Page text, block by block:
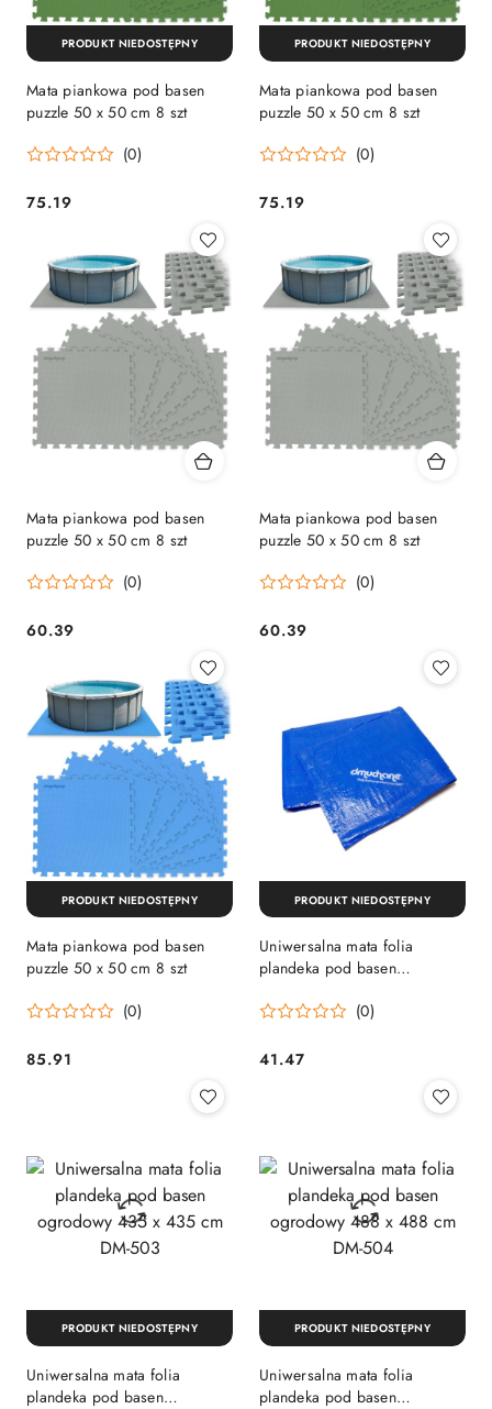
Mata piankowa pod basen
puzzle 50 x 50 cm 8 szt
(0)
Cena:
75.19
PRODUKT NIEDOSTĘPNY
Mata piankowa pod basen
puzzle 50 x 50 cm 8 szt
(0)
Cena:
75.19
PRODUKT NIEDOSTĘPNY
Mata piankowa pod basen
puzzle 50 x 50 cm 8 szt
(0)
Cena:
60.39
Mata piankowa pod basen
puzzle 50 x 50 cm 8 szt
(0)
Cena:
60.39
Mata piankowa pod basen
puzzle 50 x 50 cm 8 szt
(0)
Cena:
85.91
PRODUKT NIEDOSTĘPNY
Uniwersalna mata folia
plandeka pod basen
502
(0)
Cena:
41.47
PRODUKT NIEDOSTĘPNY
Uniwersalna mata folia
plandeka pod basen
PRODUKT NIEDOSTĘPNY
Uniwersalna mata folia
plandeka pod basen
PRODUKT NIEDOSTĘPNY